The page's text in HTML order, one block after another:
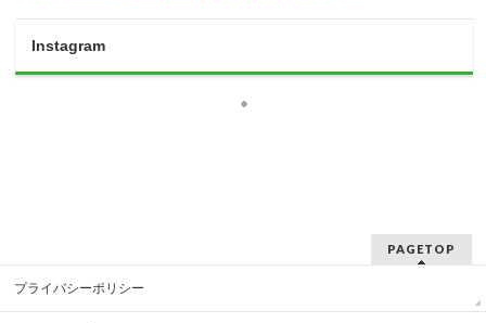
Instagram
PAGETOP
プライバシーポリシー